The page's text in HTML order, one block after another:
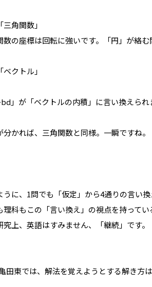
三角関数」
数の座標は回転に強いです。「円」が絡
ベクトル」
」が「ベクトルの内積」に言い換えられ
分かれば、三角関数と同様。一瞬ですね。
うに、1問でも「仮定」から4通りの言い
理科もこの「言い換え」の視点を持って
究上、英語はすみません、「継続」です。
田東では、解法を覚えようとする解き方